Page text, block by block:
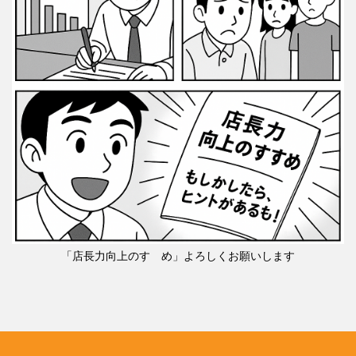
「店長力向上のすゝめ」よろしくお願いします